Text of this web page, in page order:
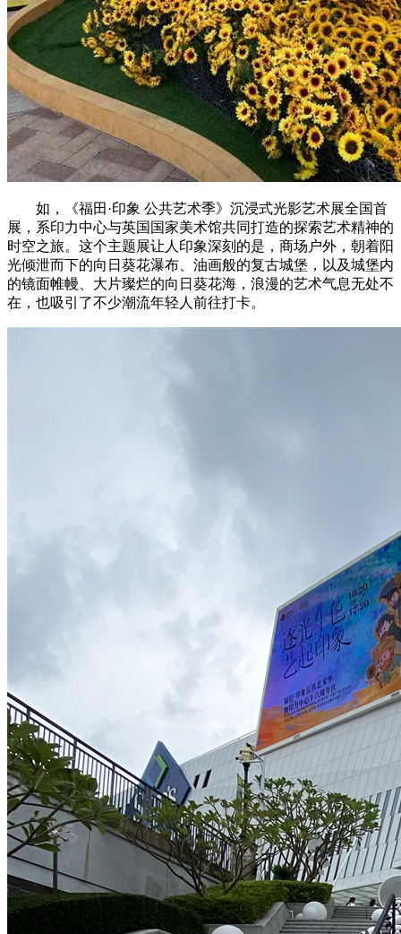
如，《福田·印象 公共艺术季》沉浸式光影艺术展全国首
展，系印力中心与英国国家美术馆共同打造的探索艺术精神的
时空之旅。这个主题展让人印象深刻的是，商场户外，朝着阳
光倾泄而下的向日葵花瀑布、油画般的复古城堡，以及城堡内
的镜面帷幔、大片璨烂的向日葵花海，浪漫的艺术气息无处不
在，也吸引了不少潮流年轻人前往打卡。